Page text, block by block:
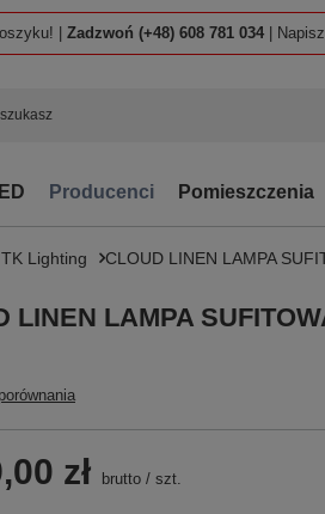
| Zadzwoń (+48) 608 781 034 |
Producenci Pomieszczenia
Lighting CLOUD LINEN LAMPA
LINEN LAMPA
zł brutto / szt.